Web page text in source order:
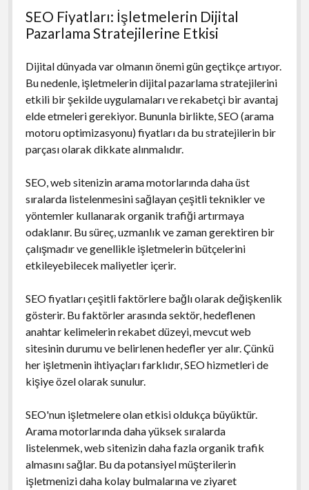
SEO Fiyatları: İşletmelerin Dijital
Pazarlama Stratejilerine Etkisi
Dijital dünyada var olmanın önemi gün geçtikçe artıyor.
Bu nedenle, işletmelerin dijital pazarlama stratejilerini
etkili bir şekilde uygulamaları ve rekabetçi bir avantaj
elde etmeleri gerekiyor. Bununla birlikte, SEO (arama
motoru optimizasyonu) fiyatları da bu stratejilerin bir
parçası olarak dikkate alınmalıdır.
SEO, web sitenizin arama motorlarında daha üst
sıralarda listelenmesini sağlayan çeşitli teknikler ve
yöntemler kullanarak organik trafiği artırmaya
odaklanır. Bu süreç, uzmanlık ve zaman gerektiren bir
çalışmadır ve genellikle işletmelerin bütçelerini
etkileyebilecek maliyetler içerir.
SEO fiyatları çeşitli faktörlere bağlı olarak değişkenlik
gösterir. Bu faktörler arasında sektör, hedeflenen
anahtar kelimelerin rekabet düzeyi, mevcut web
sitesinin durumu ve belirlenen hedefler yer alır. Çünkü
her işletmenin ihtiyaçları farklıdır, SEO hizmetleri de
kişiye özel olarak sunulur.
SEO'nun işletmelere olan etkisi oldukça büyüktür.
Arama motorlarında daha yüksek sıralarda
listelenmek, web sitenizin daha fazla organik trafik
almasını sağlar. Bu da potansiyel müşterilerin
işletmenizi daha kolay bulmalarına ve ziyaret